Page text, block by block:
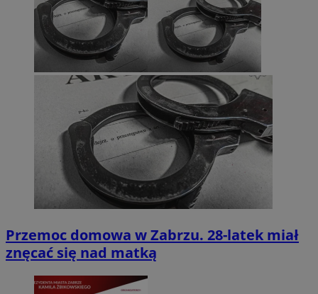
Przemoc domowa w Zabrzu. 28-latek miał
znęcać się nad matką